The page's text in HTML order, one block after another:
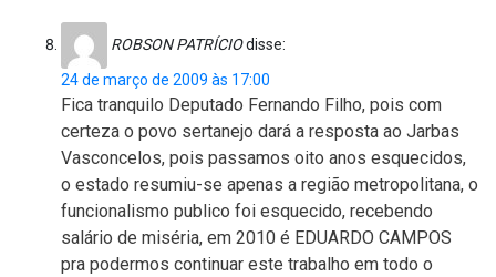
ROBSON PATRÍCIOdisse:
24 de março de 2009 às 17:00
Fica tranquilo Deputado Fernando Filho, pois com
certeza o povo sertanejo dará a resposta ao Jarbas
Vasconcelos, pois passamos oito anos esquecidos,
o estado resumiu-se apenas a região metropolitana, o
funcionalismo publico foi esquecido, recebendo
salário de miséria, em 2010 é EDUARDO CAMPOS
pra podermos continuar este trabalho em todo o